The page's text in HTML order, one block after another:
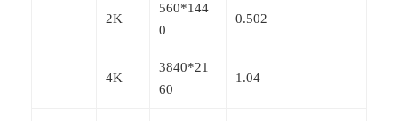
2K
560*144
0
0.502
4K
3840*21
60
1.04